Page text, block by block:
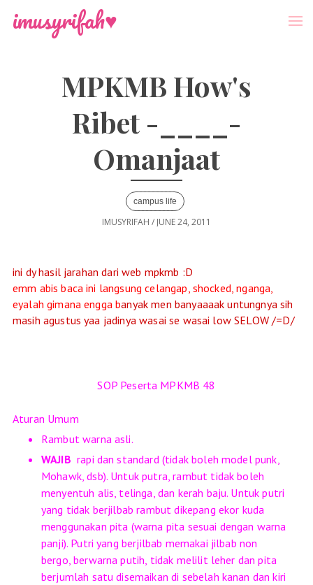
imusyrifah♥
MPKMB How's
Ribet -____-
Omanjaat
campus life
IMUSYRIFAH / JUNE 24, 2011
ini dy hasil jarahan dari web mpkmb :D
emm abis baca ini langsung celangap, shocked, nganga,
eyalah gimana engga banyak men banyaaaak untungnya sih
masih agustus yaa jadinya wasai se wasai low SELOW /=D/
SOP Peserta MPKMB 48
Aturan Umum
Rambut warna asli.
WAJIB rapi dan standard (tidak boleh model punk,
Mohawk, dsb). Untuk putra, rambut tidak boleh
menyentuh alis, telinga, dan kerah baju. Untuk putri
yang tidak berjilbab rambut dikepang ekor kuda
menggunakan pita (warna pita sesuai dengan warna
panji). Putri yang berjilbab memakai jilbab non
bergo, berwarna putih, tidak melilit leher dan pita
berjumlah satu disemaikan di sebelah kanan dan kiri